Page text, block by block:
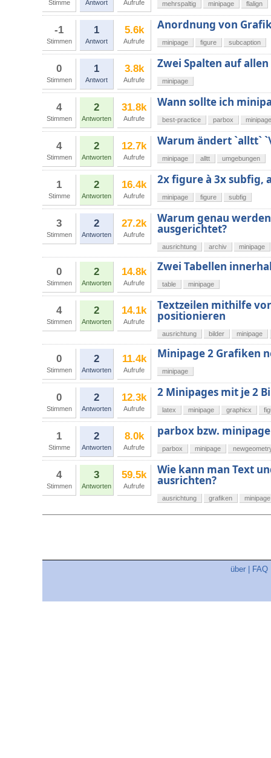
Stimme Antwort Aufrufe mehrspaltig minipage flalign
-1
Stimmen
1
Antwort
5.6k
Aufrufe
Anordnung von
minipage figure subcaption
0
Stimmen
1
Antwort
3.8k
Aufrufe
Zwei Spalten auf allen
minipage
4
Stimmen
2
Antworten
31.8k
Aufrufe
Wann sollte ich
best-practice parbox minipage
4
Stimmen
2
Antworten
12.7k
Aufrufe
Warum ändert `alltt`
minipage alltt umgebungen
1
Stimme
2
Antworten
16.4k
Aufrufe
2x figure à 3x subfig,
minipage figure subfig
3
Stimmen
2
Antworten
27.2k
Aufrufe
Warum genau
ausgerichtet?
ausrichtung archiv minipage
0
Stimmen
2
Antworten
14.8k
Aufrufe
Zwei Tabellen
table minipage
4
Stimmen
2
Antworten
14.1k
Aufrufe
Textzeilen mithilfe
positionieren
ausrichtung bilder minipage
0
Stimmen
2
Antworten
11.4k
Aufrufe
Minipage 2 Grafiken
minipage
0
Stimmen
2
Antworten
12.3k
Aufrufe
2 Minipages mit je 2
latex minipage graphicx
1
Stimme
2
Antworten
8.0k
Aufrufe
parbox bzw.
parbox minipage
4
Stimmen
3
Antworten
59.5k
Aufrufe
Wie kann man Text
ausrichten?
ausrichtung grafiken minipage
über FAQ